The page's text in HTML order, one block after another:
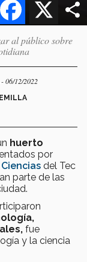
al público sobre
- 06/12/2022
huerto
por
del Tec
parte de las
fue
y la ciencia